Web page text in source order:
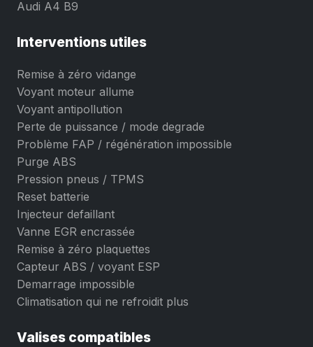
Audi A4 B9
Interventions utiles
Remise à zéro vidange
Voyant moteur allume
Voyant antipollution
Perte de puissance / mode degrade
Problème FAP / régénération impossible
Purge ABS
Pression pneus / TPMS
Reset batterie
Injecteur defaillant
Vanne EGR encrassée
Remise à zéro plaquettes
Capteur ABS / voyant ESP
Demarrage impossible
Climatisation qui ne refroidit plus
Valises compatibles